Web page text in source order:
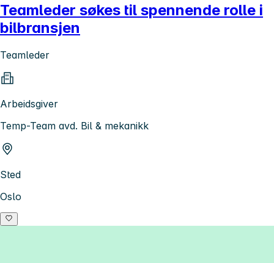
Teamleder søkes til spennende rolle i
bilbransjen
Teamleder
Arbeidsgiver
Temp-Team avd. Bil & mekanikk
Sted
Oslo